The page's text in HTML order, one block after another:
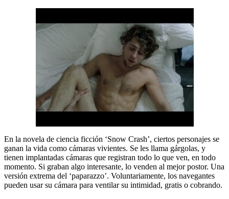
En la novela de ciencia ficción ‘Snow Crash’, ciertos personajes se
ganan la vida como cámaras vivientes. Se les llama gárgolas, y
tienen implantadas cámaras que registran todo lo que ven, en todo
momento. Si graban algo interesante, lo venden al mejor postor. Una
versión extrema del ‘paparazzo’. Voluntariamente, los navegantes
pueden usar su cámara para ventilar su intimidad, gratis o cobrando.